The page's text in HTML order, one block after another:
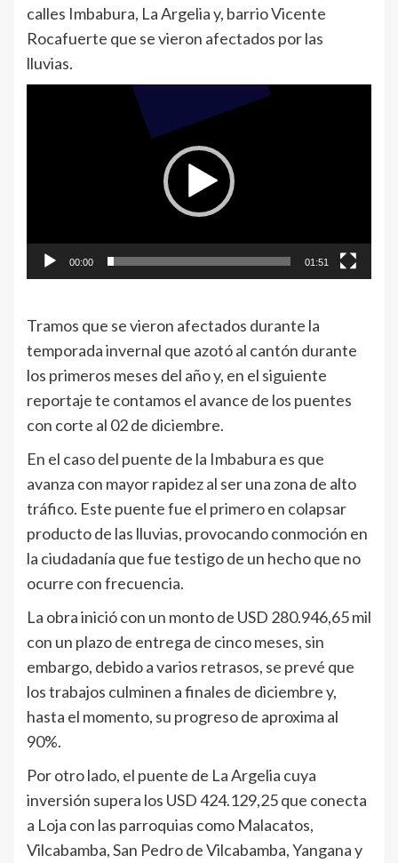
calles Imbabura, La Argelia y, barrio Vicente
Rocafuerte que se vieron afectados por las
lluvias.
00:00 01:51
Tramos que se vieron afectados durante la
temporada invernal que azotó al cantón durante
los primeros meses del año y, en el siguiente
reportaje te contamos el avance de los puentes
con corte al 02 de diciembre.
En el caso del puente de la Imbabura es que
avanza con mayor rapidez al ser una zona de alto
tráfico. Este puente fue el primero en colapsar
producto de las lluvias, provocando conmoción en
la ciudadanía que fue testigo de un hecho que no
ocurre con frecuencia.
La obra inició con un monto de USD 280.946,65 mil
con un plazo de entrega de cinco meses, sin
embargo, debido a varios retrasos, se prevé que
los trabajos culminen a finales de diciembre y,
hasta el momento, su progreso de aproxima al
90%.
Por otro lado, el puente de La Argelia cuya
inversión supera los USD 424.129,25 que conecta
a Loja con las parroquias como Malacatos,
Vilcabamba, San Pedro de Vilcabamba, Yangana y